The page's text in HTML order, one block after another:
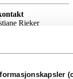
Rieker